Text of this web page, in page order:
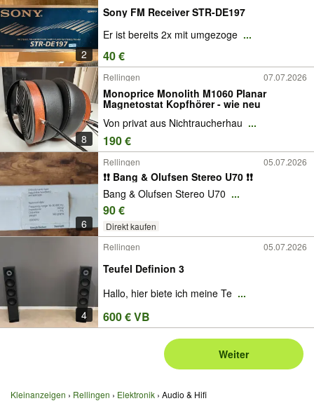
2
Sony FM Receiver STR-DE197
Er ist bereits 2x mit umgezoge ...
40 €
8
Rellingen 07.07.2026
Monoprice Monolith M1060 Planar
Magnetostat Kopfhörer - wie neu
Von privat aus Nichtraucherhau ...
190 €
6
Rellingen 05.07.2026
❗️❗️ Bang & Olufsen Stereo U70 ❗️❗️
Bang & Olufsen Stereo U70 ...
90 €
Direkt kaufen
4
Rellingen 05.07.2026
Teufel Definion 3
Hallo, hier biete ich meine Te ...
600 € VB
Weiter
Kleinanzeigen Rellingen Elektronik Audio & Hifi